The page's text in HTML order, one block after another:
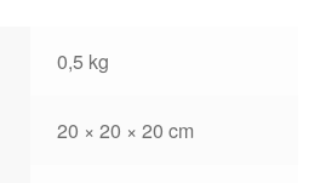
0,5 kg
20 × 20 × 20 cm